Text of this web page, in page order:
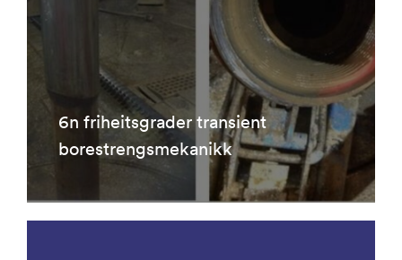
6n friheitsgrader transient
borestrengsmekanikk